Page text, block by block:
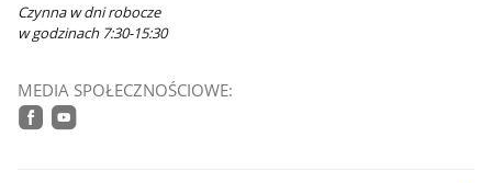
Czynna w dni robocze
w godzinach 7:30-15:30
MEDIA SPOŁECZNOŚCIOWE: